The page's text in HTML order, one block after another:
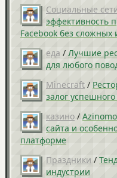
Социальные
эффективность
Facebook без сложных
еда / Лучшие
для любого
Minecraft /
залог
казино /
сайта и
платформе
Праздники /
индустрии